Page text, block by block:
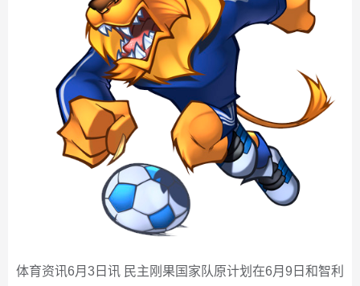
体育资讯6月3日讯 民主刚果国家队原计划在6月9日和智利